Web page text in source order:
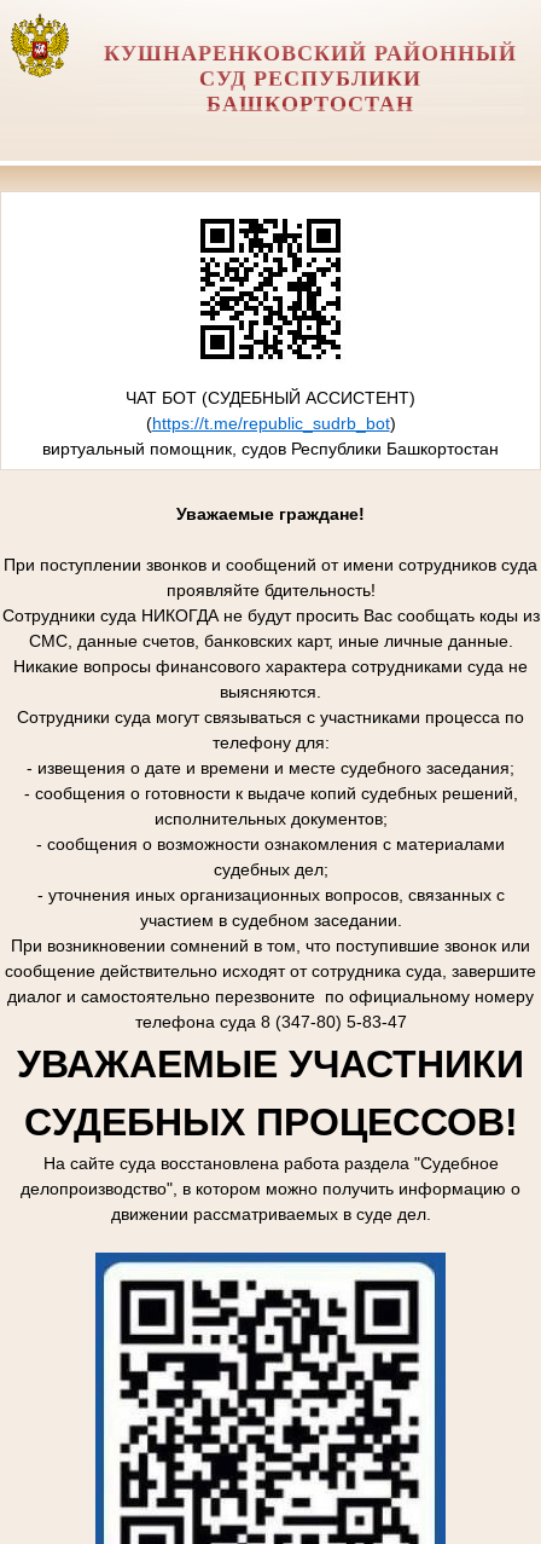
КУШНАРЕНКОВСКИЙ РАЙОННЫЙ
СУД РЕСПУБЛИКИ
БАШКОРТОСТАН
ЧАТ БОТ (СУДЕБНЫЙ АССИСТЕНТ)
(https://t.me/republic_sudrb_bot)
виртуальный помощник, судов Республики Башкортостан
Уважаемые граждане!
При поступлении звонков и сообщений от имени сотрудников суда
проявляйте бдительность!
Сотрудники суда НИКОГДА не будут просить Вас сообщать коды из
СМС, данные счетов, банковских карт, иные личные данные.
Никакие вопросы финансового характера сотрудниками суда не
выясняются.
Сотрудники суда могут связываться с участниками процесса по
телефону для:
- извещения о дате и времени и месте судебного заседания;
- сообщения о готовности к выдаче копий судебных решений,
исполнительных документов;
- сообщения о возможности ознакомления с материалами
судебных дел;
- уточнения иных организационных вопросов, связанных с
участием в судебном заседании.
При возникновении сомнений в том, что поступившие звонок или
сообщение действительно исходят от сотрудника суда, завершите
диалог и самостоятельно перезвоните по официальному номеру
телефона суда 8 (347-80) 5-83-47
УВАЖАЕМЫЕ УЧАСТНИКИ
СУДЕБНЫХ ПРОЦЕССОВ!
На сайте суда восстановлена работа раздела "Судебное
делопроизводство", в котором можно получить информацию о
движении рассматриваемых в суде дел.